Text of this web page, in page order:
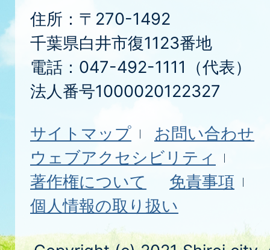
住所：〒270-1492
千葉県白井市復1123番地
電話：047-492-1111（代表）
法人番号1000020122327
サイトマップ
お問い合わせ
ウェブアクセシビリティ
著作権について
免責事項
個人情報の取り扱い